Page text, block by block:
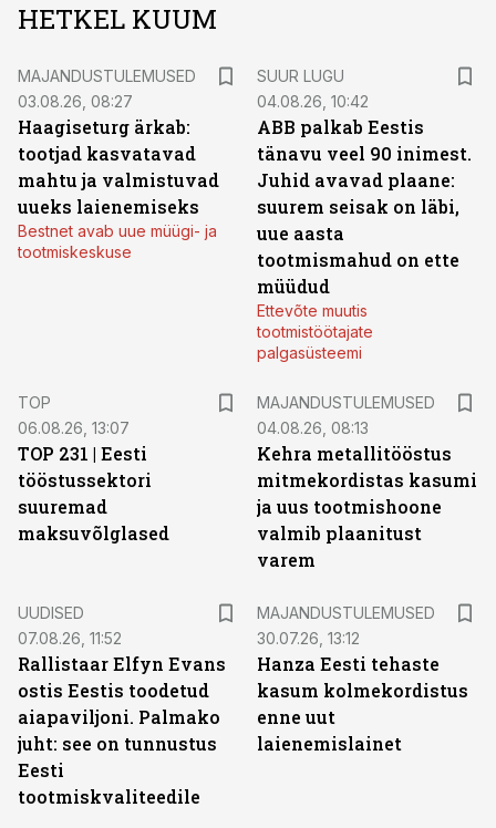
HETKEL KUUM
MAJANDUSTULEMUSED
03.08.26, 08:27
Haagiseturg ärkab:
tootjad kasvatavad
mahtu ja valmistuvad
uueks laienemiseks
Bestnet avab uue müügi- ja
tootmiskeskuse
SUUR LUGU
04.08.26, 10:42
ABB palkab Eestis
tänavu veel 90 inimest.
Juhid avavad plaane:
suurem seisak on läbi,
uue aasta
tootmismahud on ette
müüdud
Ettevõte muutis
tootmistöötajate
palgasüsteemi
TOP
06.08.26, 13:07
TOP 231 | Eesti
tööstussektori
suuremad
maksuvõlglased
MAJANDUSTULEMUSED
04.08.26, 08:13
Kehra metallitööstus
mitmekordistas kasumi
ja uus tootmishoone
valmib plaanitust
varem
UUDISED
07.08.26, 11:52
Rallistaar Elfyn Evans
ostis Eestis toodetud
aiapaviljoni. Palmako
juht: see on tunnustus
Eesti
tootmiskvaliteedile
MAJANDUSTULEMUSED
30.07.26, 13:12
Hanza Eesti tehaste
kasum kolmekordistus
enne uut
laienemislainet